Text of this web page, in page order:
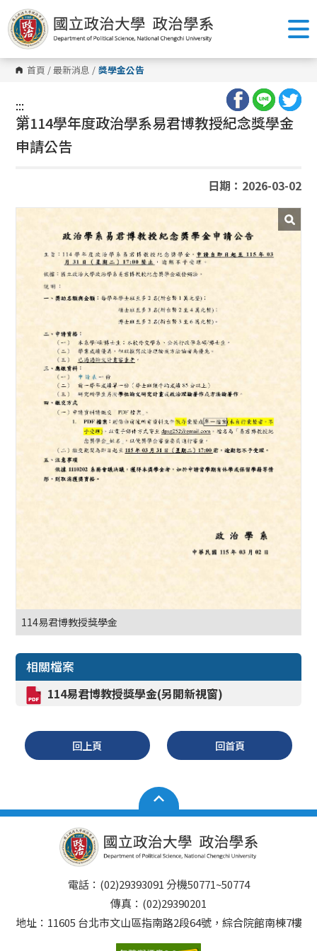
跳
到
主
要
內
容
區 首頁 /最新消息 / 獎學金公告
:::
:::
第114學年度政治學系易君博教授紀念獎學金
申請公告
日期：2026-03-02
114易君博教授獎學金
相關檔案
114易君博教授獎學金(另開新視窗)
回上頁 回首頁
電話：(02)29393091 分機50771~50774
傳真：(02)29390201
地址：11605 台北市文山區指南路2段64號，綜合院館南棟7樓